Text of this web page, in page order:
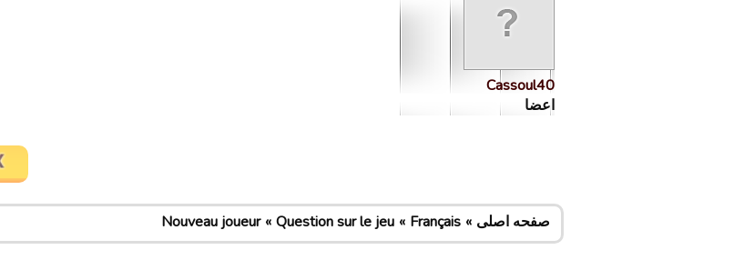
Cassoul40
اعضا
صفحه اصلی Français
Question sur le jeu
Nouveau joueur